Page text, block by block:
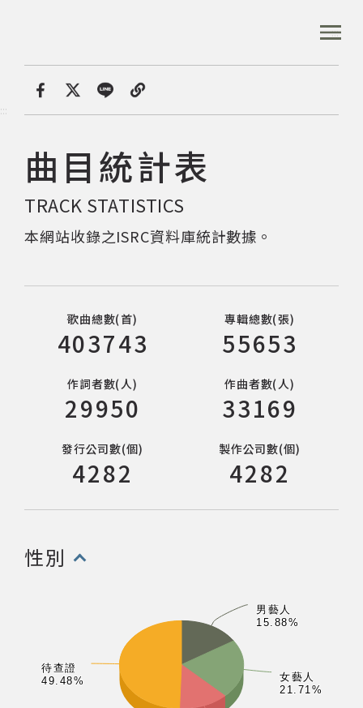
區
:::
首頁
:::
曲目統計表
TRACK STATISTICS
本網站收錄之ISRC資料庫統計數據。
歌曲總數(首)
403743
專輯總數(張)
55653
作詞者數(人)
29950
作曲者數(人)
33169
發行公司數(個)
4282
製作公司數(個)
4282
性別
(點擊開啟/收合以下內容)
男藝人
15.88%
男藝人
15.88%
女藝人
21.71%
女藝人
21.71%
待查證
49.48%
待查證
49.48%
首頁
音樂資料庫
音樂人口述歷史
數位典藏
專文專區
網站導覽
關於資料庫
音樂空間
臺北流行音樂中心